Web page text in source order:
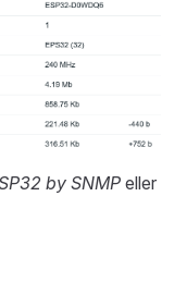
by SNMP eller